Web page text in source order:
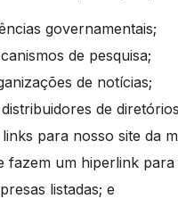
governamentais;
de pesquisa;
de notícias;
de
para nosso site da
fazem um hiperlink para
listadas; e